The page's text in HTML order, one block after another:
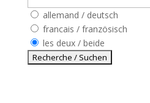
allemand / deutsch
francais / französisch
les deux / beide